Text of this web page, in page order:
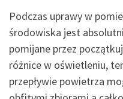
Podczas uprawy w
środowiska jest
pomijane przez
różnice w oświetleniu,
przepływie powietrza